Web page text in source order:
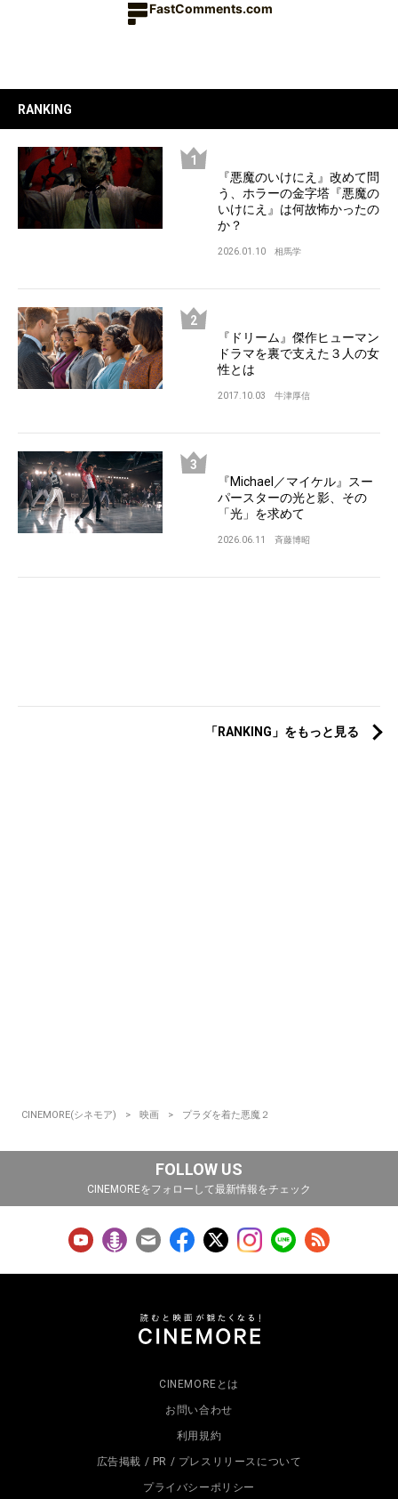
FastComments.com
RANKING
『悪魔のいけにえ』改めて問
う、ホラーの金字塔『悪魔の
いけにえ』は何故怖かったの
か？
2026.01.10 相馬学
『ドリーム』傑作ヒューマン
ドラマを裏で支えた３人の女
性とは
2017.10.03 牛津厚信
『Michael／マイケル』スー
パースターの光と影、その
「光」を求めて
2026.06.11 斉藤博昭
「RANKING」をもっと見る
CINEMORE(シネモア) 映画 プラダを着た悪魔２
FOLLOW US
CINEMOREをフォローして最新情報をチェック
CINEMOREとは
お問い合わせ
利用規約
広告掲載 / PR / プレスリリースについて
プライバシーポリシー